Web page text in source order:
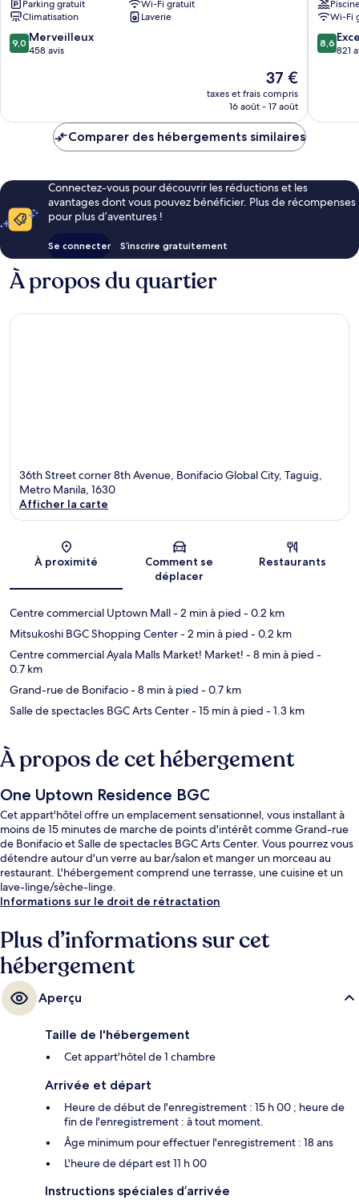
The
Fort
Bonifacio
Global
Parking gratuit
Wi-Fi gratuit
Climatisation
Laverie
9.0
sur
9,0 Merveilleux
458 avis
Le
nouveau
prix
de
37 €
taxes et frais compris
16 août - 17 août
Pembo
Wi-Fi
8.6
sur
8,6
821
Comparer des hébergements similaires
Connectez-vous pour découvrir les réductions et les
avantages dont vous pouvez bénéficier. Plus de récompenses
pour plus d’aventures !
Se connecter S’inscrire gratuitement
À propos du quartier
36th Street corner 8th Avenue, Bonifacio Global City, Taguig,
Metro Manila, 1630
Afficher la carte
À proximité
Comment se
déplacer
Restaurants
Centre commercial Uptown Mall- 2 min à pied - 0.2 km
Mitsukoshi BGC Shopping Center- 2 min à pied - 0.2 km
Centre commercial Ayala Malls Market! Market! - 8 min à pied -
0.7 km
Grand-rue de Bonifacio- 8 min à pied - 0.7 km
Salle de spectacles BGC Arts Center- 15 min à pied - 1.3 km
À propos de cet hébergement
One Uptown Residence BGC
Cet appart'hôtel offre un emplacement sensationnel, vous installant à
moins de 15 minutes de marche de points d'intérêt comme Grand-rue
de Bonifacio et Salle de spectacles BGC Arts Center. Vous pourrez vous
détendre autour d'un verre au bar/salon et manger un morceau au
restaurant. L'hébergement comprend une terrasse, une cuisine et un
lave-linge/sèche-linge.
Informations sur le droit de rétractation
Plus d’informations sur cet
hébergement
Aperçu
Taille de l'hébergement
Cet appart'hôtel de 1 chambre
Arrivée et départ
Heure de début de l'enregistrement : 15 h 00 ; heure de
fin de l'enregistrement : à tout moment.
Âge minimum pour effectuer l'enregistrement : 18 ans
L'heure de départ est 11 h 00
Instructions spéciales d’arrivée